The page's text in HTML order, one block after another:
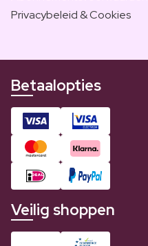
Privacybeleid & Cookies
Betaalopties
Veilig shoppen